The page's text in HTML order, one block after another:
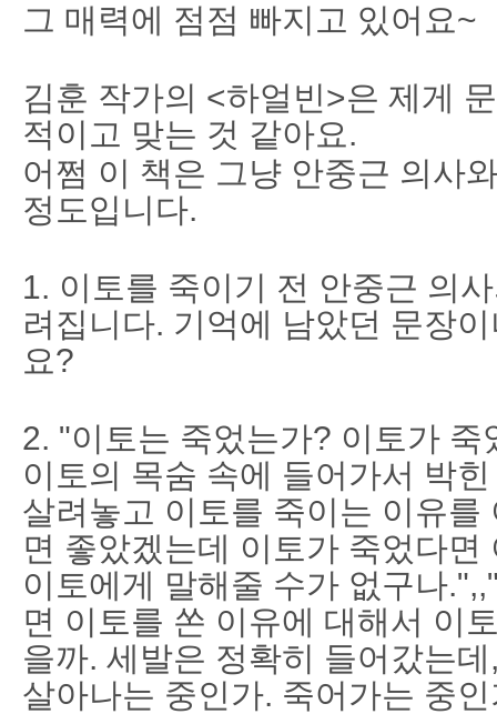
그 매력에 점점 빠지고 있어요~
김훈 작가의 <하얼빈>은 제게
적이고 맞는 것 같아요.
어쩜 이 책은 그냥 안중근 의사
정도입니다.
1. 이토를 죽이기 전 안중근 의
려집니다. 기억에 남았던 문장
요?
2. "이토는 죽었는가? 이토가 죽
이토의 목숨 속에 들어가서 박
살려놓고 이토를 죽이는 이유를
면 좋았겠는데 이토가 죽었다면
이토에게 말해줄 수가 없구나
면 이토를 쏜 이유에 대해서 이
을까. 세발은 정확히 들어갔는
살아나는 중인가. 죽어가는 중